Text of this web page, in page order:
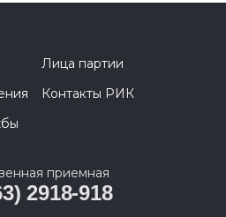
Лица партии
Контакты РИК
приемная
2918-918